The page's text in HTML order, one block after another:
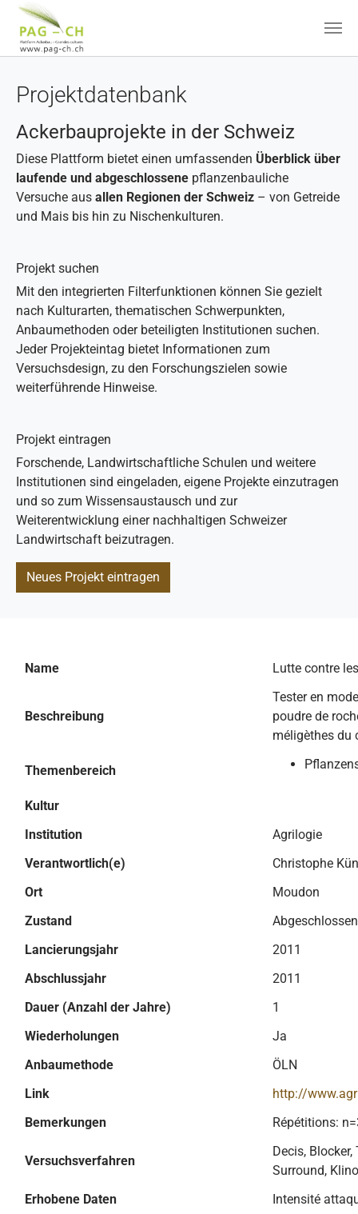
Projektdatenbank
Ackerbauprojekte in der Schweiz
Diese Plattform bietet einen umfassenden Überblick über
laufende und abgeschlossene pflanzenbauliche
Versuche aus allen Regionen der Schweiz – von Getreide
und Mais bis hin zu Nischenkulturen.
Projekt suchen
Mit den integrierten Filterfunktionen können Sie gezielt
nach Kulturarten, thematischen Schwerpunkten,
Anbaumethoden oder beteiligten Institutionen suchen.
Jeder Projekteintag bietet Informationen zum
Versuchsdesign, zu den Forschungszielen sowie
weiterführende Hinweise.
Projekt eintragen
Forschende, Landwirtschaftliche Schulen und weitere
Institutionen sind eingeladen, eigene Projekte einzutragen
und so zum Wissensaustausch und zur
Weiterentwicklung einer nachhaltigen Schweizer
Landwirtschaft beizutragen.
Neues Projekt eintragen
Name Lutte contre
Beschreibung
Tester en
poudre de
méligèthes du
Themenbereich
Kultur
Institution
Agrilogie
Verantwortlich(e)
Christophe
Ort
Moudon
Zustand
Abgeschlossen
Lancierungsjahr
2011
Abschlussjahr
2011
Dauer (Anzahl der Jahre)
1
Wiederholungen
Ja
Anbaumethode
ÖLN
Link
http://
Bemerkungen
Répétitions:
Versuchsverfahren
Decis,
Surround,
Erhobene Daten
Intensité